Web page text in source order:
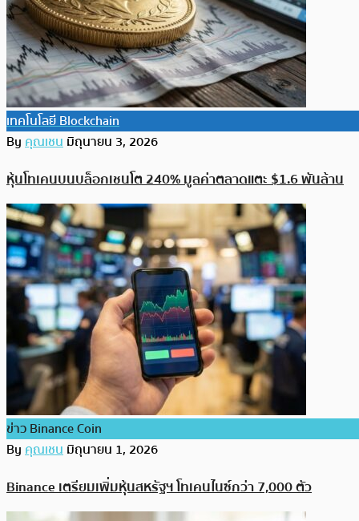
เทคโนโลยี Blockchain
Byคุณเชนมิถุนายน 3, 2026
หุ้นโทเคนบนบล็อกเชนโต 240% มูลค่าตลาดแตะ $1.6 พันล้าน
ข่าว Binance Coin
Byคุณเชนมิถุนายน 1, 2026
Binance เตรียมเพิ่มหุ้นสหรัฐฯ โทเคนไนซ์กว่า 7,000 ตัว